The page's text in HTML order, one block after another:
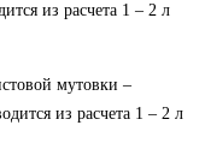
из расчета 1 – 2 л
мутовки –
из расчета 1 – 2 л